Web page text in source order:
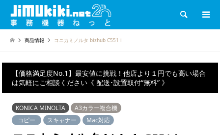
検索
商品情報 コニカミノルタ bizhub C551 i
【価格満足度No.1】最安値に挑戦！他店より１円でも高い場合
は気軽にご相談ください《 配送･設置取付“無料” 》
KONICA MINOLTA
A3カラー複合機
コピー
スキャナー Mac対応